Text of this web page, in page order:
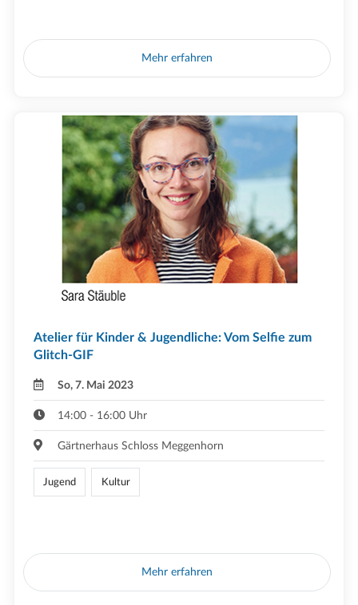
Mehr erfahren
Atelier für Kinder & Jugendliche: Vom Selfie zum
Glitch-GIF
So, 7. Mai 2023
14:00 - 16:00 Uhr
Gärtnerhaus Schloss Meggenhorn
Jugend Kultur
Mehr erfahren